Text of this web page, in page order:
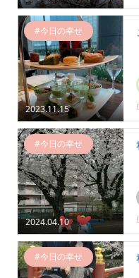
2023.11.15
#今日の幸せ
2024.04.10
#今日の幸せ
#今日の幸せ